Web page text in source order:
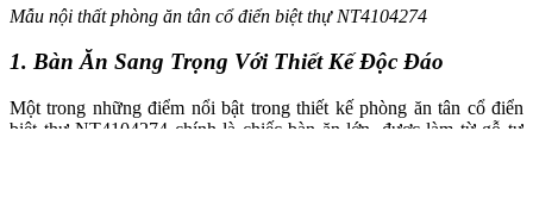
Mẫu nội thất phòng ăn tân cổ điển biệt thự NT4104274
1. Bàn Ăn Sang Trọng Với Thiết Kế Độc Đáo
Một trong những điểm nổi bật trong thiết kế phòng ăn tân cổ điển
biệt thự NT4104274 chính là chiếc bàn ăn lớn, được làm từ gỗ tự